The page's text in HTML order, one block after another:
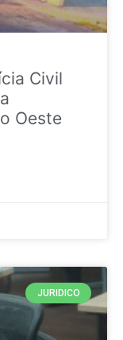
Civil
Oeste
JURIDICO